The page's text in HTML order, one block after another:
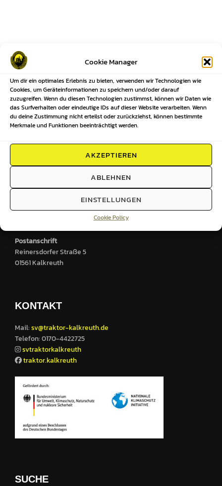
Cookie Manager
Um dir ein optimales Erlebnis zu bieten, verwenden wir Technologien wie
Cookies, um Geräteinformationen zu speichern und/oder darauf
zuzugreifen. Wenn du diesen Technologien zustimmst, können wir Daten wie
das Surfverhalten oder eindeutige IDs auf dieser Website verarbeiten. Wenn
du deine Zustimmung nicht erteilst oder zurückziehst, können bestimmte
Merkmale und Funktionen beeinträchtigt werden.
AKZEPTIEREN
ABLEHNEN
EINSTELLUNGEN
Cookie Policy
Beitragsnavigation
Previous
Previous
Ergebnisse unserer Mannschaften
KW24-2026
HIER FINDEST DU UNS
Großenhainer Straße 2
Postanschrift
Reinersdorfer Straße 5
01561 Kalkreuth
KONTAKT
Mail:sv@traktor-kalkreuth.de
Telefon: 0170-4422725
svtraktorkalkreuth
traktor.kalkreuth
SUCHE